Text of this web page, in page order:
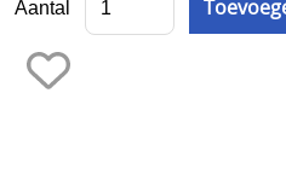
Frezen
Galvano
Aantal